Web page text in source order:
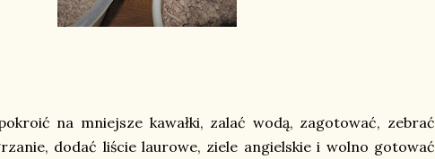
na mniejsze kawałki, zalać wodą, zagotować, zebrać
dodać liście laurowe, ziele angielskie i wolno gotować